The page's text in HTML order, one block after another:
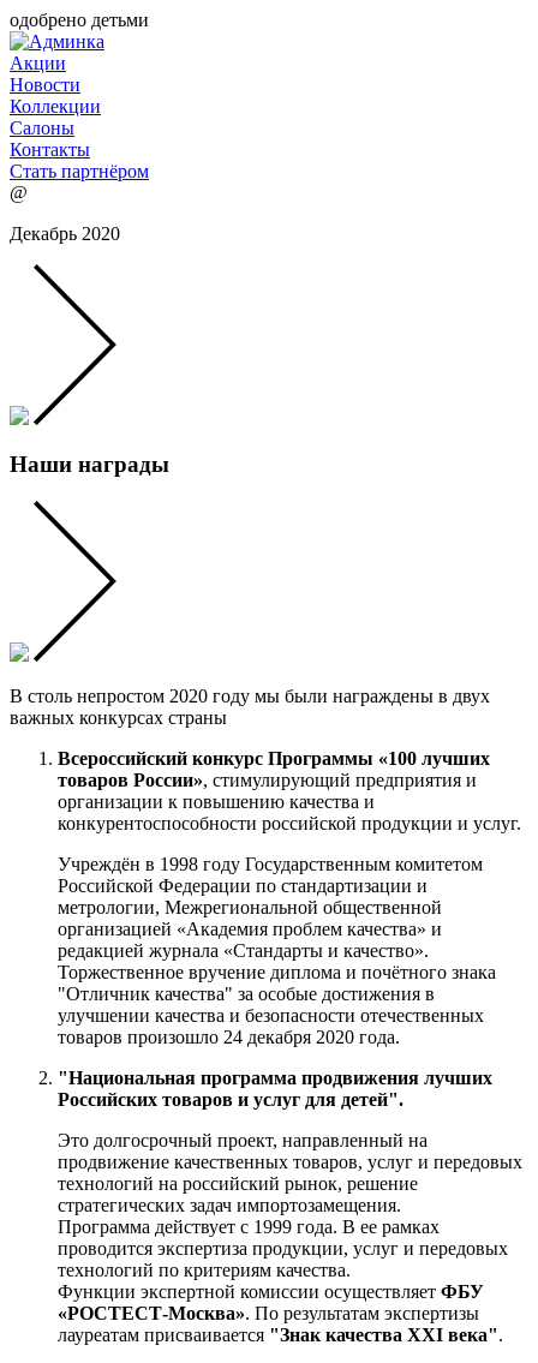
одобрено детьми
Акции
Новости
Коллекции
Салоны
Контакты
Стать партнёром
@
Декабрь 2020
Наши награды
В столь непростом 2020 году мы были награждены в двух
важных конкурсах страны
Всероссийский конкурс Программы «100 лучших
товаров России», стимулирующий предприятия и
организации к повышению качества и
конкурентоспособности российской продукции и услуг.
Учреждён в 1998 году Государственным комитетом
Российской Федерации по стандартизации и
метрологии, Межрегиональной общественной
организацией «Академия проблем качества» и
редакцией журнала «Стандарты и качество».
Торжественное вручение диплома и почётного знака
"Отличник качества" за особые достижения в
улучшении качества и безопасности отечественных
товаров произошло 24 декабря 2020 года.
"Национальная программа продвижения лучших
Российских товаров и услуг для детей".
Это долгосрочный проект, направленный на
продвижение качественных товаров, услуг и передовых
технологий на российский рынок, решение
стратегических задач импортозамещения.
Программа действует с 1999 года. В ее рамках
проводится экспертиза продукции, услуг и передовых
технологий по критериям качества.
Функции экспертной комиссии осуществляет ФБУ
«РОСТЕСТ-Москва». По результатам экспертизы
лауреатам присваивается "Знак качества XXI века".